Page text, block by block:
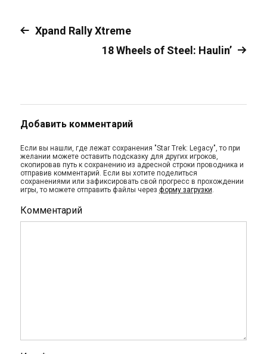
Xpand Rally Xtreme
18 Wheels of Steel: Haulin’
Добавить комментарий
Если вы нашли, где лежат сохранения "Star Trek: Legacy", то при
желании можете оставить подсказку для других игроков,
скопировав путь к сохранению из адресной строки проводника и
отправив комментарий. Если вы хотите поделиться
сохранениями или зафиксировать свой прогресс в прохождении
игры, то можете отправить файлы через форму загрузки.
Комментарий